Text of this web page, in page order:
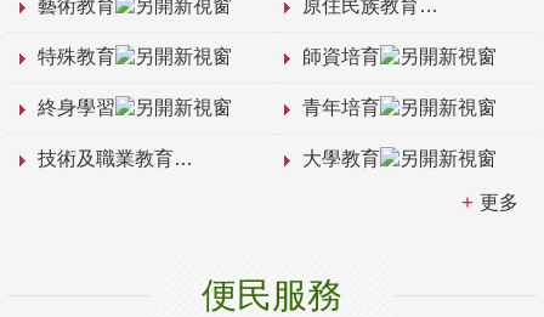
藝術教育 原住民族教育
特殊教育 師資培育
終身學習 青年培育
技術及職業教育 大學教育
更多
便民服務